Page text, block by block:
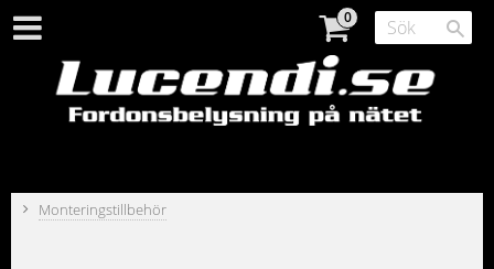
Monteringstillbehör